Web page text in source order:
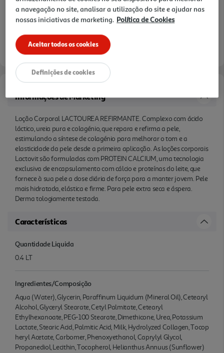
testada.
Informações de Marketing
Loção Corporal LACTOUREA REFIRMANTE. Complexo com ácido
láctico, ureia pura e colagénio, que repara e refirma a pele,
estimulando a síntese de colagénio para melhorar o tom e a
elasticidade da pele desde a primeira aplicação. As loções corporais
Lactovit são formuladas com PROTEIN CALCIUM, uma tecnologia
exclusiva de encapsulamento com cálcio e proteínas do leite, que
fornece à sua pele a dose diária de força para a manter jovem. Pele
mais hidratada, elástica e firme. Para pele extra seca e áspera.
Derma tologiamente testada.
Características
Quantidade Liquida
0.4 LT
Ingredientes/Composição
Aqua (Water), Glycerin, Paraffinum Liquidum (Mineral Oil), Cetearyl
Alcohol, Glyceryl Stearate, Cetyl Palmitate, Cetearyl
Ethylhexanoate, PEG-100 Stearate, Dimethicone, Urea, Potassium
Lactate, Stearic Acid, Palmitic Acid, Milk, Hydrolyzed Collagen, Tocop
heryl Acetate, Carbomer, Phenoxyethanol, Caprylyl Glycol,
Propanediol, Lecithin, Tocopherol, Helianthus Annuus (Sunflower)
a navegação no site, analisar a utilização do site e ajudar nas
nossas iniciativas de marketing. Política de Cookies
Aceitar todos os cookies
Definições de cookies